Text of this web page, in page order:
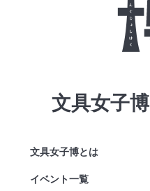
文具女子博
文具女子博とは
イベント一覧